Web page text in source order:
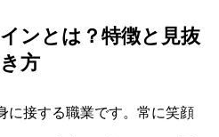
ンとは？特徴と見抜
き方
に接する職業です。常に笑顔